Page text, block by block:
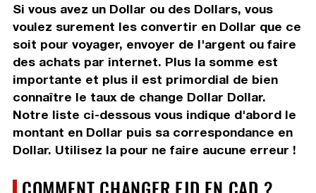
Si vous avez un Dollar ou des Dollars, vous
voulez surement les convertir en Dollar que ce
soit pour voyager, envoyer de l'argent ou faire
des achats par internet. Plus la somme est
importante et plus il est primordial de bien
connaître le taux de change Dollar Dollar.
Notre liste ci-dessous vous indique d'abord le
montant en Dollar puis sa correspondance en
Dollar. Utilisez la pour ne faire aucune erreur !